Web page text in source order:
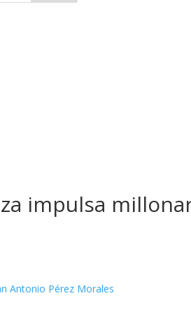
impulsa
Antonio Pérez Morales